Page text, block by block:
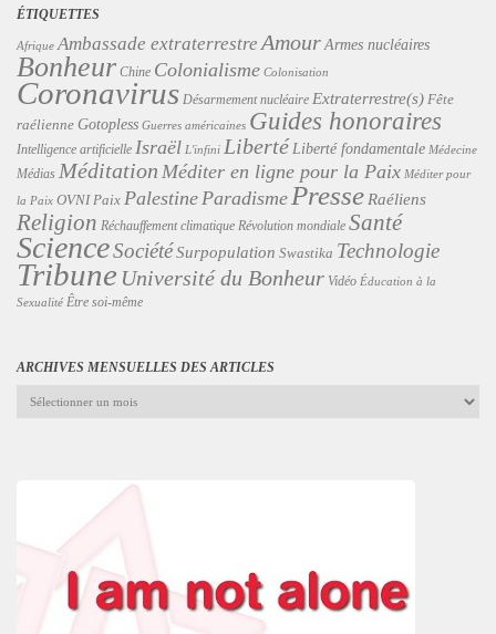
ÉTIQUETTES
Afrique Ambassade extraterrestre Amour Armes nucléaires
Bonheur Chine Colonialisme Colonisation
Coronavirus Désarmement nucléaire Extraterrestre(s) Fête
raélienne Gotopless Guerres américaines Guides honoraires
Intelligence artificielle Israël L'infini Liberté Liberté fondamentale Médecine
Médias Méditation Méditer en ligne pour la Paix Méditer pour
la Paix OVNI Paix Palestine Paradisme Presse Raéliens
Religion Réchauffement climatique Révolution mondiale Santé
ScienceSociétéSurpopulation Swastika Technologie
Tribune Université du Bonheur Vidéo Éducation à la
Sexualité Être soi-même
ARCHIVES MENSUELLES DES ARTICLES
Archives